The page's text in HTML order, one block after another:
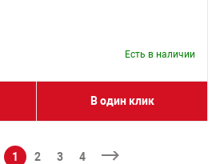
Есть в наличии
В один клик
1 2 3 4